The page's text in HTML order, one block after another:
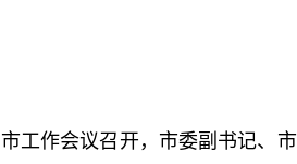
工作会议召开，市委副书记、